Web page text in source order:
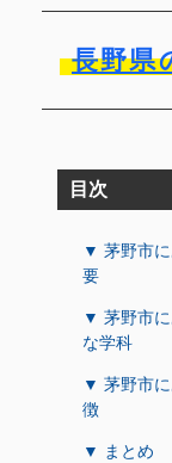
長野県
目次
▼ 茅野市
要
▼ 茅野市
な学科
▼ 茅野市
徴
▼ まとめ